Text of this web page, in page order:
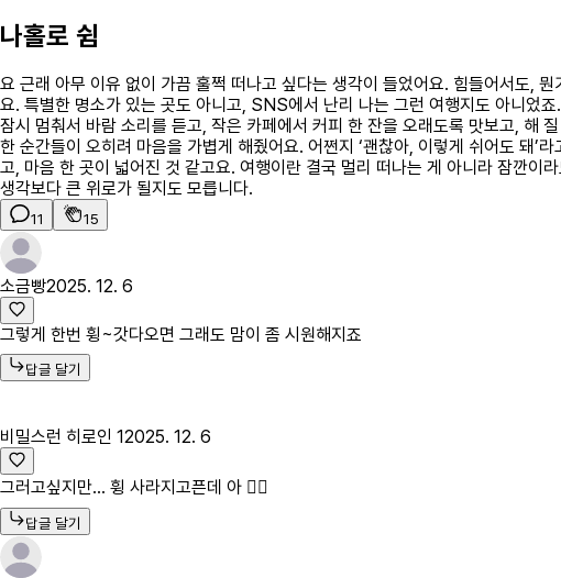
나홀로 쉼
요 근래 아무 이유 없이 가끔 훌쩍 떠나고 싶다는 생각이 들었어요. 힘들어서도,
요. 특별한 명소가 있는 곳도 아니고, SNS에서 난리 나는 그런 여행지도 아니었
잠시 멈춰서 바람 소리를 듣고, 작은 카페에서 커피 한 잔을 오래도록 맛보고, 해
한 순간들이 오히려 마음을 가볍게 해줬어요. 어쩐지 ‘괜찮아, 이렇게 쉬어도 돼’
고, 마음 한 곳이 넓어진 것 같고요. 여행이란 결국 멀리 떠나는 게 아니라 잠깐이
생각보다 큰 위로가 될지도 모릅니다.
11 15
소금빵2025. 12. 6
그렇게 한번 휭~갓다오면 그래도 맘이 좀 시원해지죠
답글 달기
비밀스런 히로인 12025. 12. 6
그러고싶지만... 휭 사라지고픈데 아 😮‍💨
답글 달기